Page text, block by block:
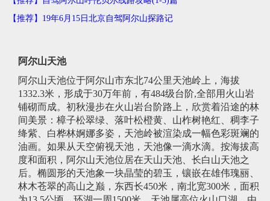
【推荐】19年6月15日北京自驾阿尔山探路记
阿尔山天池
阿尔山天池位于阿尔山市东北74公里天池岭上，海拔
1332.3米，形成于30万年前，有484级台阶,全部用火山岩
铺砌而成。初秋漫步在火山岩台阶路上，欣赏着沿途的林
间美景：樟子松翠绿、落叶松橙黄、山柞树艳红、稠李子
绛紫、白桦林婀娜多姿，天池岭被渲染成一幅色彩斑斓的
油画。如果从天空俯视天池，天池像一滴水滴。按海拔高
度和面积，阿尔山天池位居在天山天池、长白山天池之
后。椭圆形的天池象一块晶莹的碧玉，镶嵌在雄伟瑰丽、
林木苍翠的高山之巅，东西长450米，南北宽300米，面积